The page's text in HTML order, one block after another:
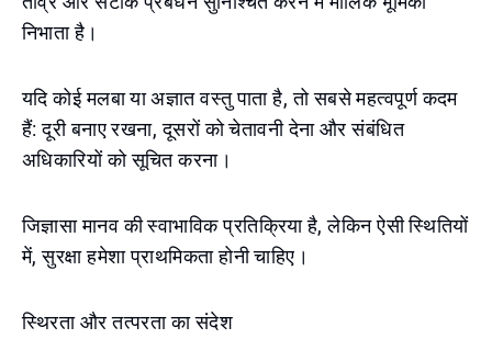
निभाता है।
यदि कोई मलबा या अज्ञात वस्तु पाता है, तो सबसे महत्वपूर्ण कदम
हैं: दूरी बनाए रखना, दूसरों को चेतावनी देना और संबंधित
अधिकारियों को सूचित करना।
जिज्ञासा मानव की स्वाभाविक प्रतिक्रिया है, लेकिन ऐसी स्थितियों
में, सुरक्षा हमेशा प्राथमिकता होनी चाहिए।
स्थिरता और तत्परता का संदेश